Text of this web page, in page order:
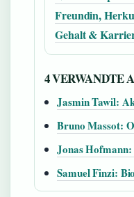
Freundin,
Gehalt &
4 VERWANDTE
Jasmin Tawil:
Bruno Massot:
Jonas
Samuel Finzi: